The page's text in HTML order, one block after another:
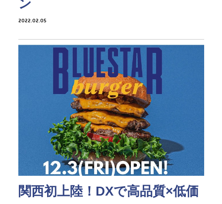
ン
2022.02.05
関西初上陸！DXで高品質×低価